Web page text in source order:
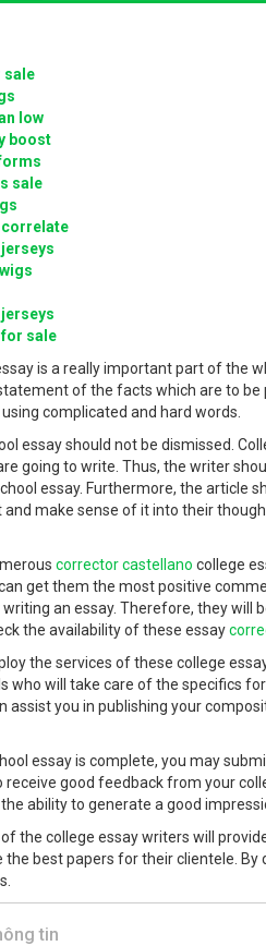
sale
low
boost
sale
correlate
sale
is a really important part of the
of the facts which are to
complicated and hard words.
essay should not be dismissed.
going to write. Thus, the writer
essay. Furthermore, the article
make sense of it into their
corrector castellano college
get them the most positive
an essay. Therefore, they will
the availability of these essay
the services of these college
who will take care of the specifics
assist you in publishing your
essay is complete, you may
receive good feedback from your
ability to generate a good
the college essay writers will
the best papers for their clientele.
tin